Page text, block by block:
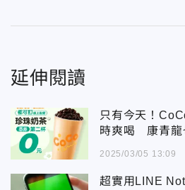
延伸閱讀
只有今天！
時爽喝 康青龍
2025/03/05 13:09
超實用LINE